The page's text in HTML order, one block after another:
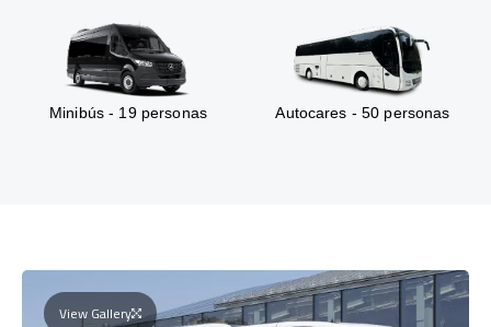
Minibús - 19 personas Autocares - 50 personas
View Gallery